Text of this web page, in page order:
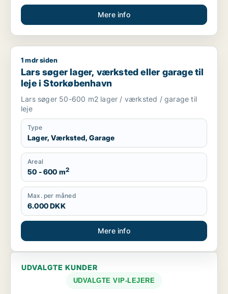
Mere info
Lars søger lager, værksted eller garage til leje i
1 mdr siden
Lars søger lager, værksted eller garage til
leje i Storkøbenhavn
Lars søger 50-600 m2 lager / værksted / garage til
leje
Type
Lager, Værksted, Garage
Areal
50 - 600 m2
Max. per måned
6.000 DKK
Mere info
UDVALGTE KUNDER
UDVALGTE VIP-LEJERE